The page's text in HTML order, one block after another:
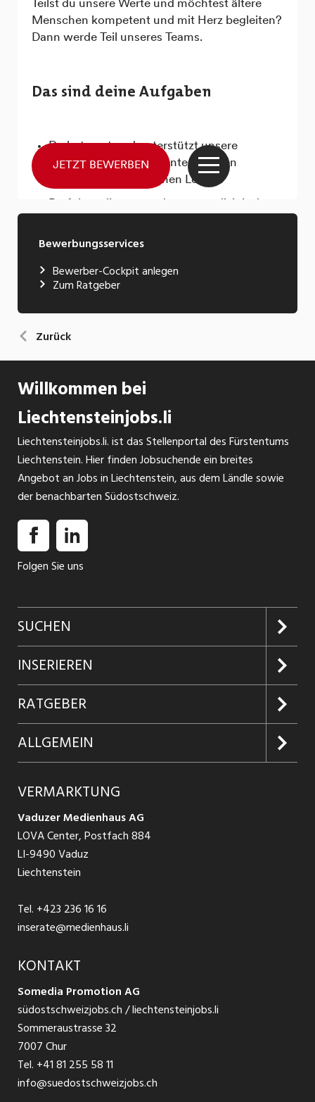
Bewerbungsservices
Bewerber-Cockpit anlegen
Zum Ratgeber
Zurück
Willkommen bei
Liechtensteinjobs.li
Liechtensteinjobs.li. ist das Stellenportal des Fürstentums
Liechtenstein. Hier finden Jobsuchende ein breites
Angebot an Jobs in Liechtenstein, aus dem Ländle sowie
der benachbarten Südostschweiz.
Folgen Sie uns
SUCHEN
Jobs suchen
Jobabo
Firmen entdecken
Jobs in Graubünden
Jobs in St. Gallen
Jobs in Glarus
Jobs in der Südostschweiz
Temporär Jobs
Teilzeit Jobs
Praktikum
INSERIEREN
Kundenlogin
Inserieren
Produkte
Schnittstelle
RATGEBER
Glossar
Ratgeber Bewerbung / Rekrutierung
ALLGEMEIN
AGB
Datenschutzbestimmungen
Nutzungsbedingungen
Impressum
VERMARKTUNG
Vaduzer Medienhaus AG
LOVA Center, Postfach 884
LI-9490 Vaduz
Liechtenstein
Tel. +423 236 16 16
inserate@medienhaus.li
KONTAKT
Somedia Promotion AG
südostschweizjobs.ch / liechtensteinjobs.li
Sommeraustrasse 32
7007 Chur
Tel. +41 81 255 58 11
info@suedostschweizjobs.ch